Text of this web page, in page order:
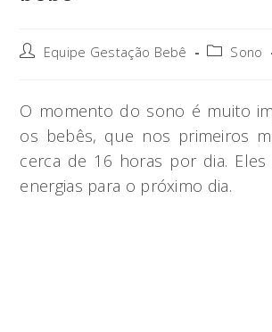
PostEquipe Gestação Bebê
PostSono
O momento do sono é muito
os bebês, que nos primeiros
cerca de 16 horas por dia. Eles
energias para o próximo dia.